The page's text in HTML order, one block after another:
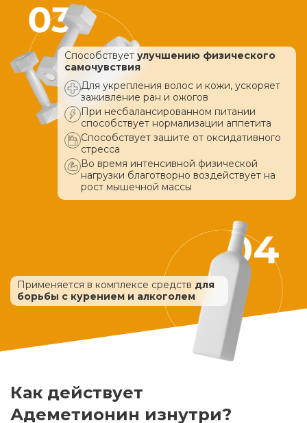
Способствует улучшению физического
самочувствия
Для укрепления волос и кожи, ускоряет
заживление ран и ожогов
При несбалансированном питании
способствует нормализации аппетита
Способствует зашите от оксидативного
стресса
Во время интенсивной физической
нагрузки благотворно воздействует на
рост мышечной массы
Применяется в комплексе средств для
борьбы с курением и алкоголем
Как действует
Адеметионин изнутри?